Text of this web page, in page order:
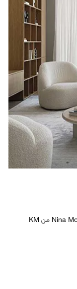
وقعّت Ksenia Mezentseva و Nina Moskalenko من KM